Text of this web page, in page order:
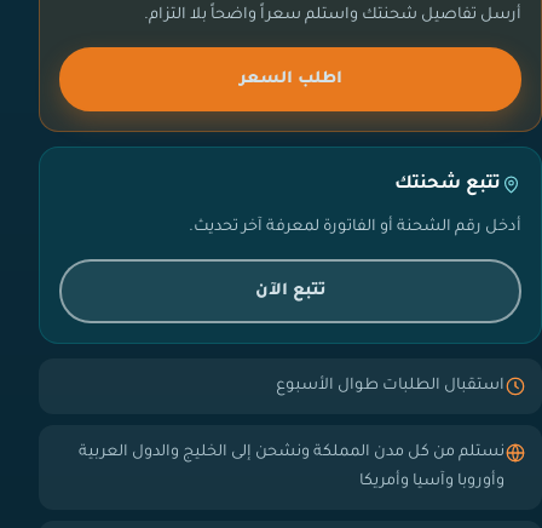
أرسل تفاصيل شحنتك واستلم سعراً واضحاً بلا التزام.
اطلب السعر
تتبع شحنتك
أدخل رقم الشحنة أو الفاتورة لمعرفة آخر تحديث.
تتبع الآن
استقبال الطلبات طوال الأسبوع
نستلم من كل مدن المملكة ونشحن إلى الخليج والدول العربية
وأوروبا وآسيا وأمريكا